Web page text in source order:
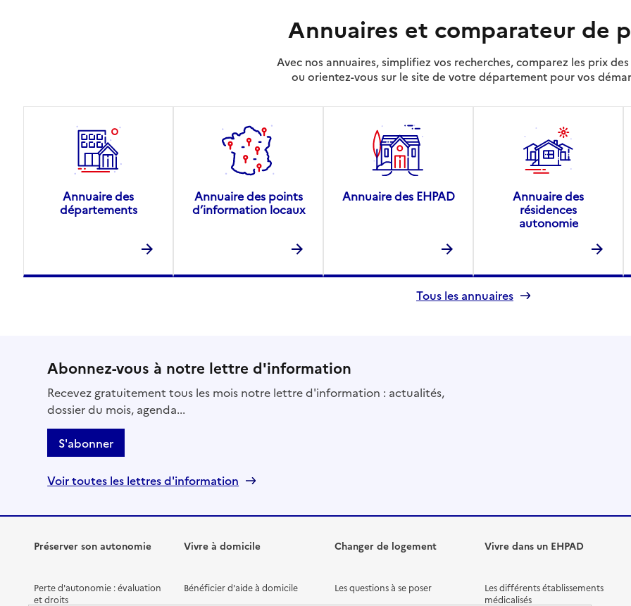
Annuaires et comparateur de
Avec nos annuaires, simplifiez vos recherches, comparez les prix des
ou orientez-vous sur le site de votre département pour vos
Annuaire des
départements
Annuaire des points
d’information locaux
Annuaire des EHPAD
Annuaire des
résidences
autonomie
Tous les annuaires
Abonnez-vous à notre lettre d'information
Recevez gratuitement tous les mois notre lettre d'information : actualités,
dossier du mois, agenda...
S'abonner
Voir toutes les lettres d'information
Préserver son autonomie
Perte d'autonomie : évaluation
et droits
Vivre à domicile
Bénéficier d'aide à domicile
Changer de logement
Les questions à se poser
Vivre dans un EHPAD
Les différents établissements
médicalisés